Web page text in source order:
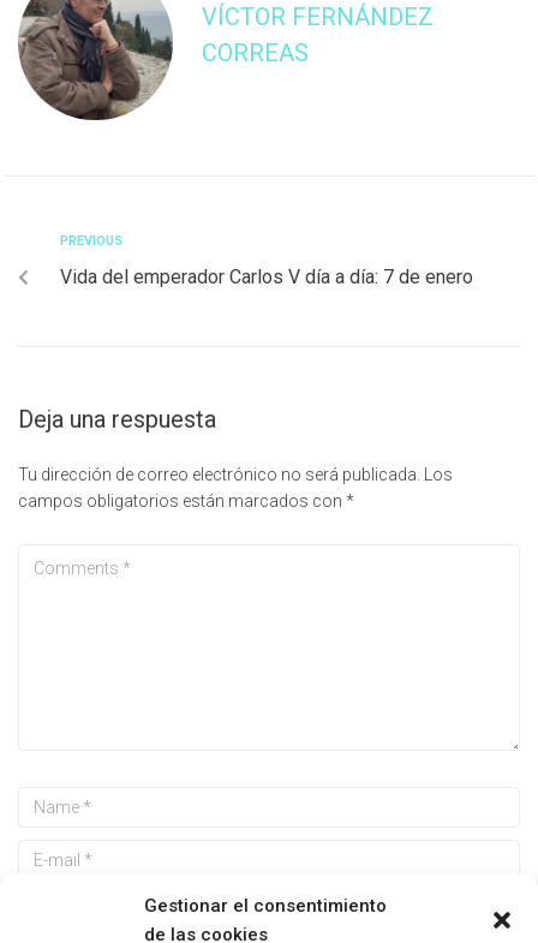
Gestionar el consentimiento
de las cookies
VÍCTOR FERNÁNDEZ
CORREAS
PREVIOUS
Vida del emperador Carlos V día a día: 7 de enero
Deja una respuesta
Tu dirección de correo electrónico no será publicada.
Los
campos obligatorios están marcados con *